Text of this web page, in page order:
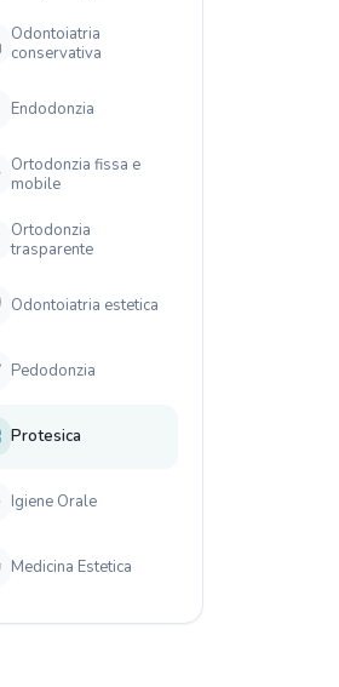
Odontoiatria
conservativa
Endodonzia
Ortodonzia fissa e
mobile
Ortodonzia
trasparente
Odontoiatria estetica
Pedodonzia
Protesica
Igiene Orale
Medicina Estetica